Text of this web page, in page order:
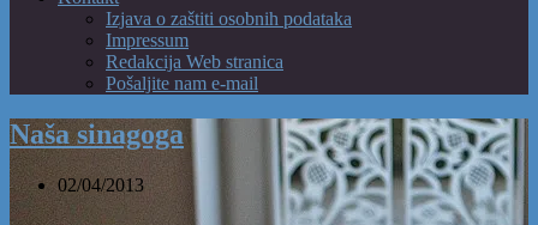
Izjava o zaštiti osobnih podataka
Impressum
Redakcija Web stranica
Pošaljite nam e-mail
Naša sinagoga
02/04/2013